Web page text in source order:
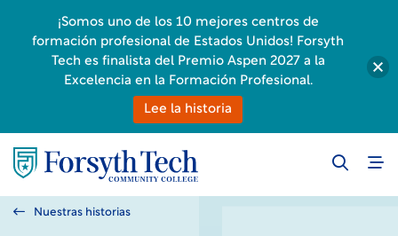
Nuestras historias
¡Somos uno de los 10 mejores centros de
formación profesional de Estados Unidos! Forsyth
Tech es finalista del Premio Aspen 2027 a la
Excelencia en la Formación Profesional.
Lee la historia